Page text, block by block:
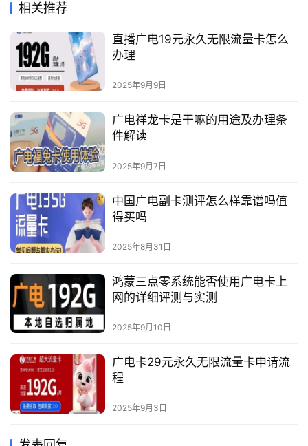
相关推荐
直播广电19元永久无限流量卡怎么
办理
2025年9月9日
广电祥龙卡是干嘛的用途及办理条
件解读
2025年9月7日
中国广电副卡测评怎么样靠谱吗值
得买吗
2025年8月31日
鸿蒙三点零系统能否使用广电卡上
网的详细评测与实测
2025年9月10日
广电卡29元永久无限流量卡申请流
程
2025年9月3日